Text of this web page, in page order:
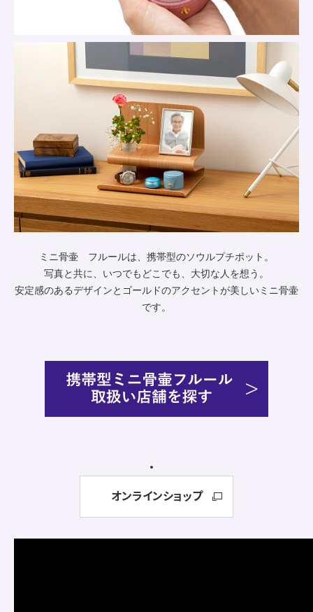
ミニ骨壷 フルールは、携帯型のソウルプチポット。
写真と共に、いつでもどこでも、大切な人を想う。
安定感のあるデザインとゴールドのアクセントが美しいミニ骨壷
です。
オンラインショップ